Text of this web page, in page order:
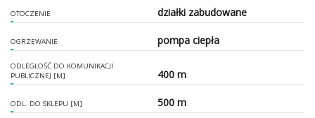
OTOCZENIE działki zabudowane
OGRZEWANIE pompa ciepła
ODLEGŁOŚĆ DO KOMUNIKACJI
PUBLICZNEJ [M]
400 m
ODL. DO SKLEPU [M] 500 m